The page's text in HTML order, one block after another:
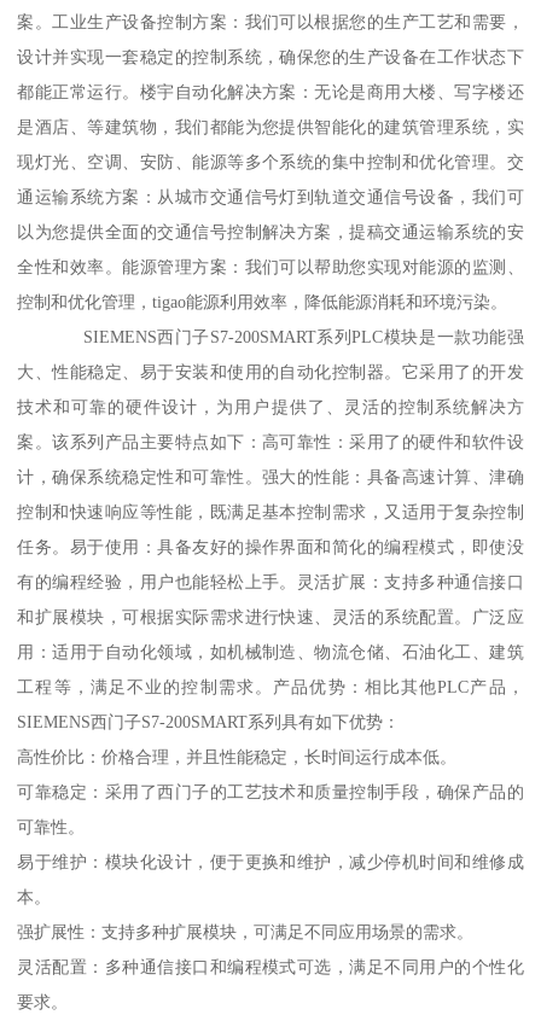
案。工业生产设备控制方案：我们可以根据您的生产工艺和需要，
设计并实现一套稳定的控制系统，确保您的生产设备在工作状态下
都能正常运行。楼宇自动化解决方案：无论是商用大楼、写字楼还
是酒店、等建筑物，我们都能为您提供智能化的建筑管理系统，实
现灯光、空调、安防、能源等多个系统的集中控制和优化管理。交
通运输系统方案：从城市交通信号灯到轨道交通信号设备，我们可
以为您提供全面的交通信号控制解决方案，提稿交通运输系统的安
全性和效率。能源管理方案：我们可以帮助您实现对能源的监测、
控制和优化管理，tigao能源利用效率，降低能源消耗和环境污染。
SIEMENS西门子S7-200SMART系列PLC模块是一款功能强
大、性能稳定、易于安装和使用的自动化控制器。它采用了的开发
技术和可靠的硬件设计，为用户提供了、灵活的控制系统解决方
案。该系列产品主要特点如下：高可靠性：采用了的硬件和软件设
计，确保系统稳定性和可靠性。强大的性能：具备高速计算、津确
控制和快速响应等性能，既满足基本控制需求，又适用于复杂控制
任务。易于使用：具备友好的操作界面和简化的编程模式，即使没
有的编程经验，用户也能轻松上手。灵活扩展：支持多种通信接口
和扩展模块，可根据实际需求进行快速、灵活的系统配置。广泛应
用：适用于自动化领域，如机械制造、物流仓储、石油化工、建筑
工程等，满足不业的控制需求。产品优势：相比其他PLC产品，
SIEMENS西门子S7-200SMART系列具有如下优势：
高性价比：价格合理，并且性能稳定，长时间运行成本低。
可靠稳定：采用了西门子的工艺技术和质量控制手段，确保产品的
可靠性。
易于维护：模块化设计，便于更换和维护，减少停机时间和维修成
本。
强扩展性：支持多种扩展模块，可满足不同应用场景的需求。
灵活配置：多种通信接口和编程模式可选，满足不同用户的个性化
要求。